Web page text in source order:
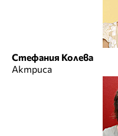
Стефания Колева
Актриса